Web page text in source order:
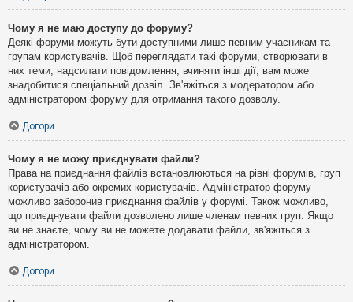
Чому я не маю доступу до форуму?
Деякі форуми можуть бути доступними лише певним учасникам та
групам користувачів. Щоб переглядати такі форуми, створювати в
них теми, надсилати повідомлення, вчиняти інші дії, вам може
знадобитися спеціальний дозвіл. Зв'яжіться з модератором або
адміністратором форуму для отримання такого дозволу.
Догори
Чому я не можу приєднувати файли?
Права на приєднання файлів встановлюються на рівні форумів, груп
користувачів або окремих користувачів. Адміністратор форуму
можливо заборонив приєднання файлів у форумі. Також можливо,
що приєднувати файли дозволено лише членам певних груп. Якщо
ви не знаєте, чому ви не можете додавати файли, зв'яжіться з
адміністратором.
Догори